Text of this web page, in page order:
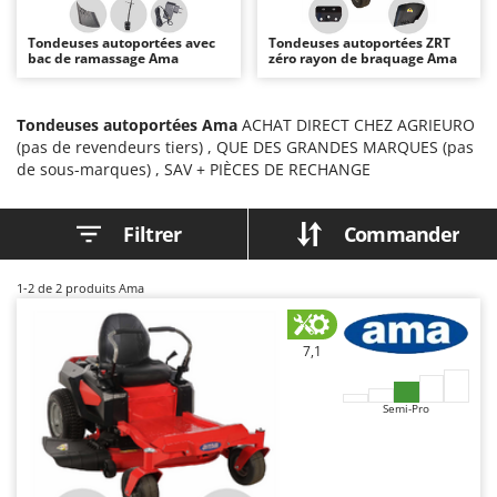
Autolaveuses
Autres produits
Balayeuses
Bancs de scie pour le bois - Scies à bûches
Barbecues
Bennes pour tracteur
Brosses pour sols extérieurs
Brouettes à moteur
Broyeurs à axe horizontal pour tracteur
Broyeurs de branches et végétaux
Butteurs pour tracteur
Chargeurs de batterie - Démarreurs
Charrues pour tracteur
Ambrogio Robot
Annovi Reverberi
Archman
Arco
Ariete
Artus
Attila
Ausonia
Awelco
Baesso
Bahco
Tondeuses autoportées avec
bac de ramassage Ama
Tondeuses autoportées ZRT
zéro rayon de braquage Ama
Tondeuses autoportées Ama ACHAT DIRECT CHEZ AGRIEURO
(pas de revendeurs tiers) , QUE DES GRANDES MARQUES (pas
de sous-marques) , SAV + PIÈCES DE RECHANGE
Filtrer Commander
1-2 de 2 produits Ama
7,1
Semi-Pro